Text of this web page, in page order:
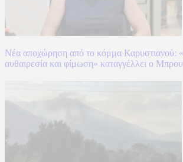
Νέα αποχώρηση από το κόμμα Καρυστιανού:
αυθαιρεσία και φίμωση» καταγγέλλει ο